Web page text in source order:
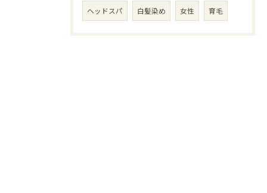
ヘッドスパ 白髪染め 女性 育毛